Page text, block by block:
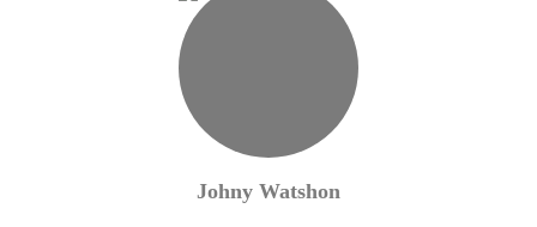
Johny Watshon